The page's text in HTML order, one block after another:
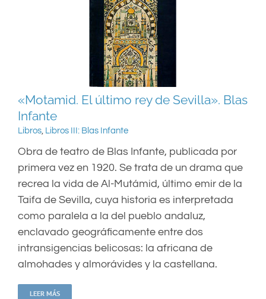
«Motamid. El último rey de Sevilla». Blas
Infante
Libros, Libros III: Blas Infante
Obra de teatro de Blas Infante, publicada por
primera vez en 1920. Se trata de un drama que
recrea la vida de Al-Mutámid, último emir de la
Taifa de Sevilla, cuya historia es interpretada
como paralela a la del pueblo andaluz,
enclavado geográficamente entre dos
intransigencias belicosas: la africana de
almohades y almorávides y la castellana.
LEER MÁS